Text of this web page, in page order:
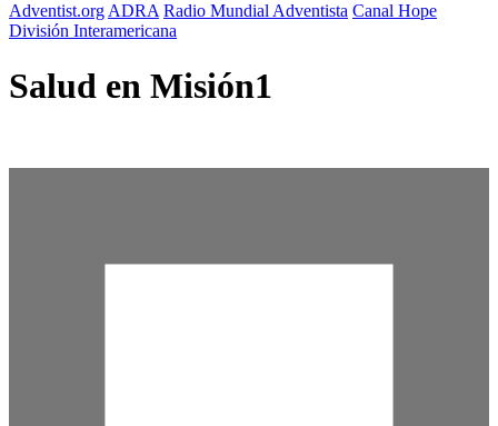
Adventist.org ADRA Radio Mundial Adventista Canal Hope
División Interamericana
Salud en Misión1